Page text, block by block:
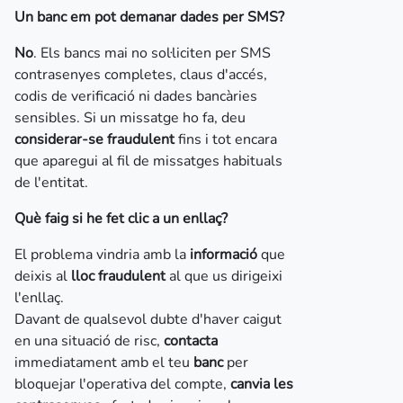
Un banc em pot demanar dades per SMS?
No. Els bancs mai no sol·liciten per SMS
contrasenyes completes, claus d'accés,
codis de verificació ni dades bancàries
sensibles. Si un missatge ho fa, deu
considerar-se fraudulentfins i tot encara
que aparegui al fil de missatges habituals
de l'entitat.
Què faig si he fet clic a un enllaç?
El problema vindria amb la informacióque
deixis al lloc fraudulental que us dirigeixi
l'enllaç.
Davant de qualsevol dubte d'haver caigut
en una situació de risc, contacta
immediatament amb el teu bancper
bloquejar l'operativa del compte, canvia les